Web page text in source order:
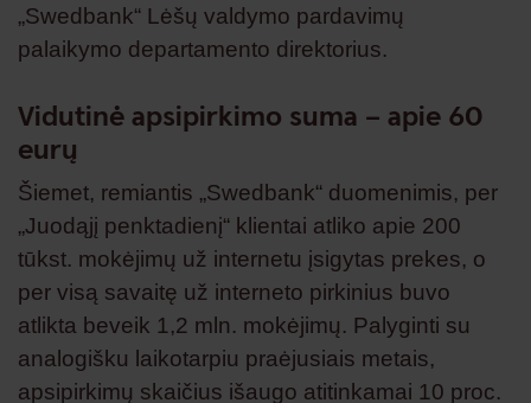
„Swedbank“ Lėšų valdymo pardavimų
palaikymo departamento direktorius.
Vidutinė apsipirkimo suma – apie 60
eurų
Šiemet, remiantis „Swedbank“ duomenimis, per
„Juodąjį penktadienį“ klientai atliko apie 200
tūkst. mokėjimų už internetu įsigytas prekes, o
per visą savaitę už interneto pirkinius buvo
atlikta beveik 1,2 mln. mokėjimų. Palyginti su
analogišku laikotarpiu praėjusiais metais,
apsipirkimų skaičius išaugo atitinkamai 10 proc.